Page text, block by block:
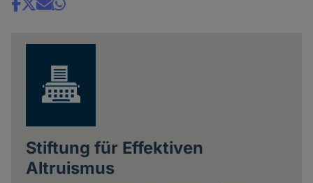
Share
Stiftung für Effektiven
Altruismus